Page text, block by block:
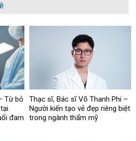
Từ bỏ
đam
Thạc sĩ, Bác sĩ Võ Thanh Phi –
Người kiến tạo vẻ đẹp riêng biệt
trong ngành thẩm mỹ